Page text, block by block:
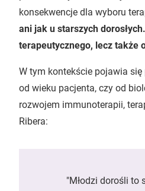
konsekwencje dla wyboru
ani jak u starszych
terapeutycznego, lecz także
W tym kontekście pojawia
od wieku pacjenta, czy od
rozwojem immunoterapii,
Ribera:
"Młodzi dorośli to